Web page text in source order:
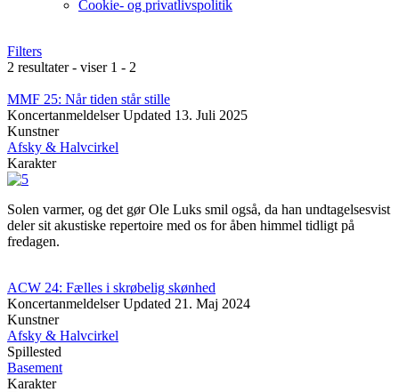
Cookie- og privatlivspolitik
Filters
2 resultater - viser 1 - 2
MMF 25: Når tiden står stille
Koncertanmeldelser Updated 13. Juli 2025
Kunstner
Afsky & Halvcirkel
Karakter
Solen varmer, og det gør Ole Luks smil også, da han undtagelsesvist
deler sit akustiske repertoire med os for åben himmel tidligt på
fredagen.
ACW 24: Fælles i skrøbelig skønhed
Koncertanmeldelser Updated 21. Maj 2024
Kunstner
Afsky & Halvcirkel
Spillested
Basement
Karakter